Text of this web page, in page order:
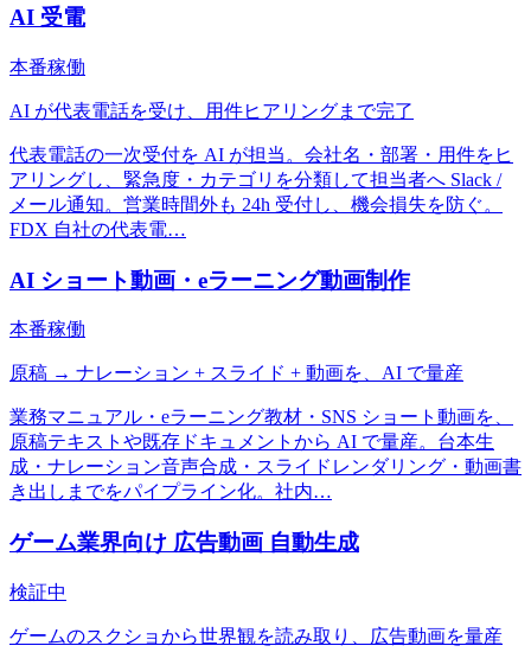
AI 受電
本番稼働
AI が代表電話を受け、用件ヒアリングまで完了
代表電話の一次受付を AI が担当。会社名・部署・用件をヒ
アリングし、緊急度・カテゴリを分類して担当者へ Slack /
メール通知。営業時間外も 24h 受付し、機会損失を防ぐ。
FDX 自社の代表電…
AI ショート動画・eラーニング動画制作
本番稼働
原稿 → ナレーション + スライド + 動画を、AI で量産
業務マニュアル・eラーニング教材・SNS ショート動画を、
原稿テキストや既存ドキュメントから AI で量産。台本生
成・ナレーション音声合成・スライドレンダリング・動画書
き出しまでをパイプライン化。社内…
ゲーム業界向け 広告動画 自動生成
検証中
ゲームのスクショから世界観を読み取り、広告動画を量産